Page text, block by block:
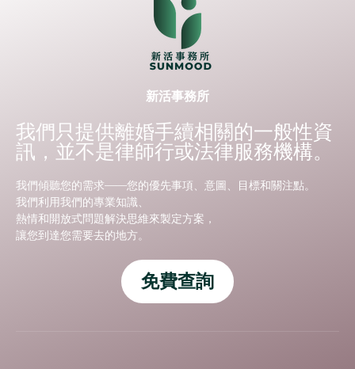
新活事務所
我們只提供離婚手續相關的一般性資
訊，並不是律師行或法律服務機構。
我們傾聽您的需求——您的優先事項、意圖、目標和關注點。
我們利用我們的專業知識、
熱情和開放式問題解決思維來製定方案，
讓您到達您需要去的地方。
免費查詢